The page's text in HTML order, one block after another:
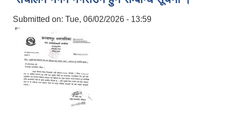
Submitted on: Tue, 06/02/2026 - 13:59